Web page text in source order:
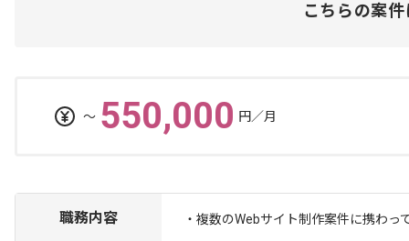
こちらの案
〜 550,000 円／月
職務内容 ・複数のWebサイト制作案件に携わっ